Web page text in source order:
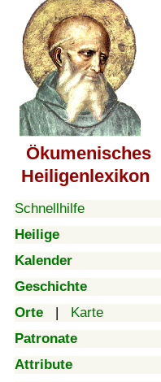
Ökumenisches
Heiligenlexikon
Schnellhilfe
Heilige
Kalender
Geschichte
Orte | Karte
Patronate
Attribute